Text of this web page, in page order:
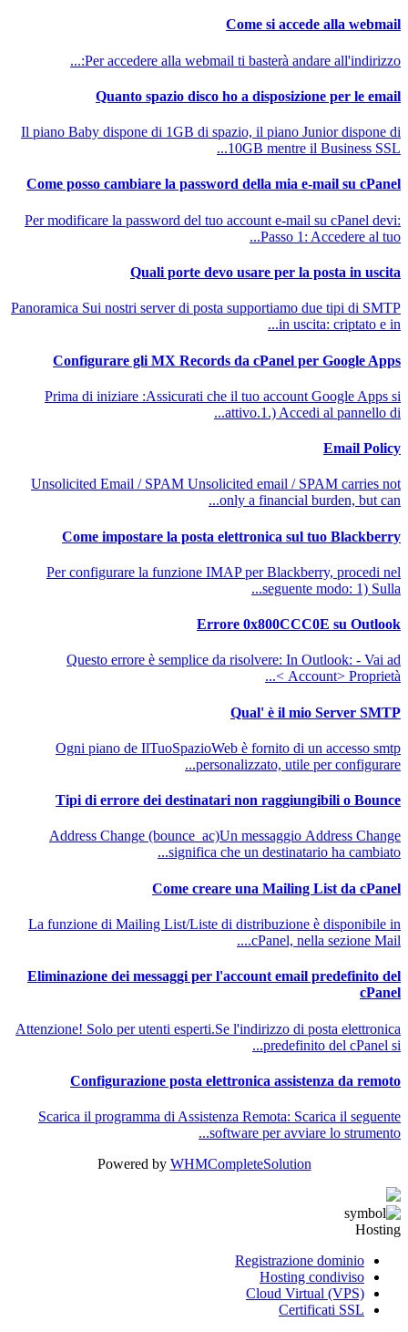
Come si accede alla webmail
Per accedere alla webmail ti basterà andare all'indirizzo:...
Quanto spazio disco ho a disposizione per le email
Il piano Baby dispone di 1GB di spazio, il piano Junior dispone di
10GB mentre il Business SSL...
Come posso cambiare la password della mia e-mail su cPanel
Per modificare la password del tuo account e-mail su cPanel devi:
Passo 1: Accedere al tuo...
Quali porte devo usare per la posta in uscita
Panoramica Sui nostri server di posta supportiamo due tipi di SMTP
in uscita: criptato e in...
Configurare gli MX Records da cPanel per Google Apps
Prima di iniziare :Assicurati che il tuo account Google Apps si
attivo.1.) Accedi al pannello di...
Email Policy
Unsolicited Email / SPAM Unsolicited email / SPAM carries not
only a financial burden, but can...
Come impostare la posta elettronica sul tuo Blackberry
Per configurare la funzione IMAP per Blackberry, procedi nel
seguente modo: 1) Sulla...
Errore 0x800CCC0E su Outlook
Questo errore è semplice da risolvere: In Outlook: - Vai ad
Account> Proprietà >...
Qual' è il mio Server SMTP
Ogni piano de IlTuoSpazioWeb è fornito di un accesso smtp
personalizzato, utile per configurare...
Tipi di errore dei destinatari non raggiungibili o Bounce
Address Change (bounce_ac)Un messaggio Address Change
significa che un destinatario ha cambiato...
Come creare una Mailing List da cPanel
La funzione di Mailing List/Liste di distribuzione è disponibile in
cPanel, nella sezione Mail....
Eliminazione dei messaggi per l'account email predefinito del
cPanel
Attenzione! Solo per utenti esperti.Se l'indirizzo di posta elettronica
predefinito del cPanel si...
Configurazione posta elettronica assistenza da remoto
Scarica il programma di Assistenza Remota: Scarica il seguente
software per avviare lo strumento...
Powered by WHMCompleteSolution
Hosting
Registrazione dominio
Hosting condiviso
Cloud Virtual (VPS)
Certificati SSL